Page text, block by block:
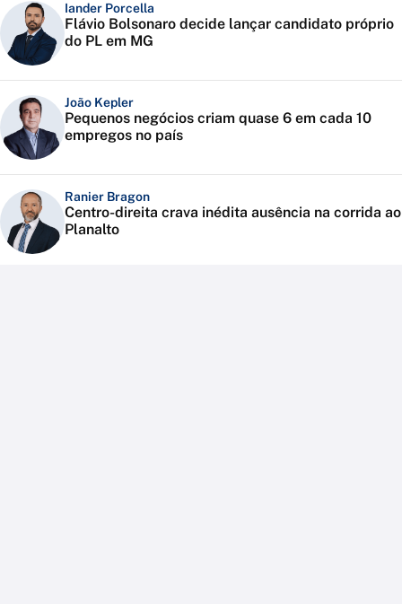
Iander Porcella
Flávio Bolsonaro decide lançar candidato próprio
do PL em MG
João Kepler
Pequenos negócios criam quase 6 em cada 10
empregos no país
Ranier Bragon
Centro-direita crava inédita ausência na corrida ao
Planalto